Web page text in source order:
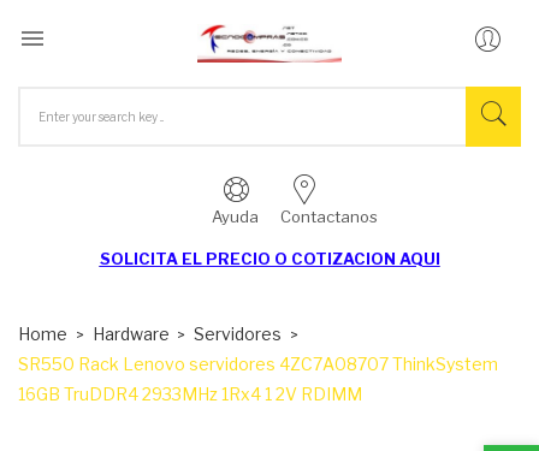

Ayuda Contactanos
SOLICITA EL PRECIO O COTIZACION AQUI
Home Hardware
Servidores
SR550 Rack Lenovo servidores 4ZC7A08707 ThinkSystem
16GB TruDDR4 2933MHz 1Rx4 1 2V RDIMM